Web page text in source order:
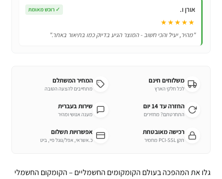
אורן ו. ✓ רוכש מאומת
★★★★★
"מהיר, יעיל והכי חשוב - המוצר הגיע בדיוק כמו בתיאור באתר."
משלוחים חינם
לכל חלקי הארץ
המחיר המשתלם
מתחייבים להצעה הטובה
החזרה עד 14 יום
התחרטתם? מחזירים
שירות בעברית
מענה אנושי ומהיר
רכישה מאובטחת
תקן PCI-SSL מחמיר
אפשרויות תשלום
כ.אשראי, אפל/גוגל פיי, ביט
גלו את המהפכה בעולם הקומקומים החשמליים – הקומקום החשמלי